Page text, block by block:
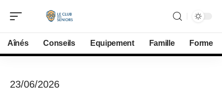
Aînés Conseils Equipement Famille Forme
23/06/2026